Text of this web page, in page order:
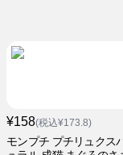
¥158(税込¥173.8)
モンプチ プチリュクス